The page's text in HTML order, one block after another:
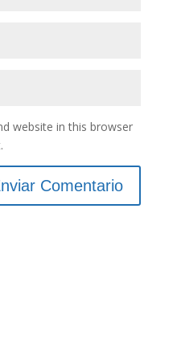
website in this browser